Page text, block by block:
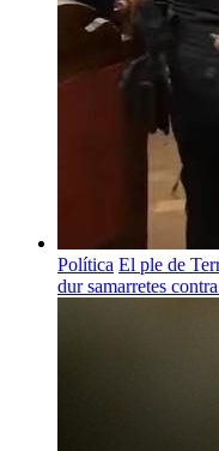
Política El ple de
dur samarretes